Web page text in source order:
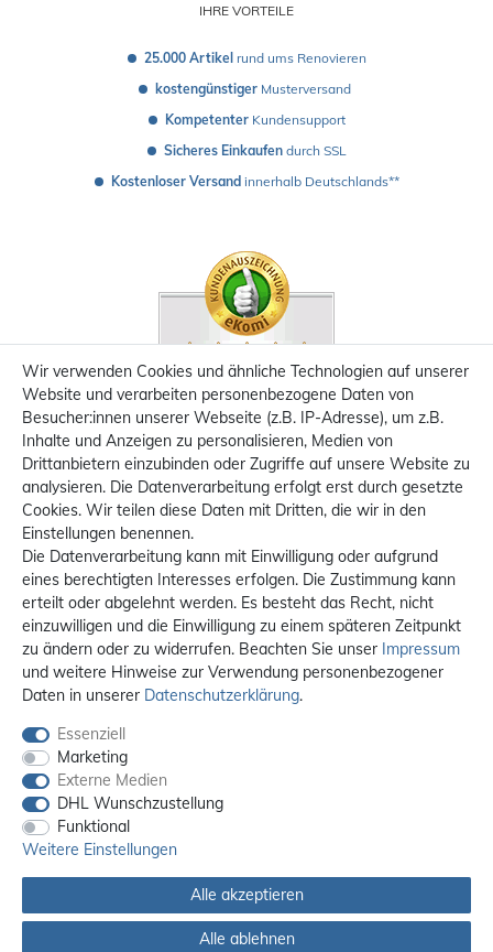
IHRE VORTEILE
25.000 Artikel rund ums Renovieren
kostengünstiger Musterversand
Kompetenter Kundensupport
Sicheres Einkaufen durch SSL
Kostenloser Versand innerhalb Deutschlands**
Wir verwenden Cookies und ähnliche Technologien auf unserer
Website und verarbeiten personenbezogene Daten von
Besucher:innen unserer Webseite (z.B. IP-Adresse), um z.B.
Inhalte und Anzeigen zu personalisieren, Medien von
Drittanbietern einzubinden oder Zugriffe auf unsere Website zu
analysieren. Die Datenverarbeitung erfolgt erst durch gesetzte
Cookies. Wir teilen diese Daten mit Dritten, die wir in den
Einstellungen benennen.
Die Datenverarbeitung kann mit Einwilligung oder aufgrund
eines berechtigten Interesses erfolgen. Die Zustimmung kann
erteilt oder abgelehnt werden. Es besteht das Recht, nicht
einzuwilligen und die Einwilligung zu einem späteren Zeitpunkt
zu ändern oder zu widerrufen. Beachten Sie unser Impressum
und weitere Hinweise zur Verwendung personenbezogener
Daten in unserer Daten­schutz­erklärung.
Essenziell
Marketing
Externe Medien
DHL Wunschzustellung
Funktional
Weitere Einstellungen
Alle akzeptieren
Alle ablehnen